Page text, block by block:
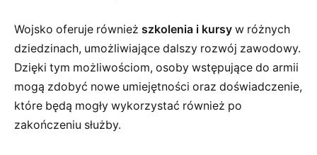
Wojsko oferuje również szkolenia i kursy w różnych
dziedzinach, umożliwiające dalszy rozwój zawodowy.
Dzięki tym możliwościom, osoby wstępujące do armii
mogą zdobyć nowe umiejętności oraz doświadczenie,
które będą mogły wykorzystać również po
zakończeniu służby.